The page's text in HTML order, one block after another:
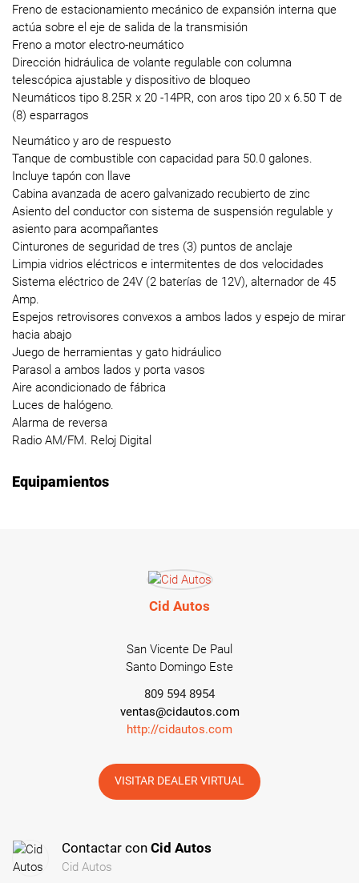
Freno de estacionamiento mecánico de expansión interna que
actúa sobre el eje de salida de la transmisión
Freno a motor electro-neumático
Dirección hidráulica de volante regulable con columna
telescópica ajustable y dispositivo de bloqueo
Neumáticos tipo 8.25R x 20 -14PR, con aros tipo 20 x 6.50 T de
(8) esparragos
Neumático y aro de respuesto
Tanque de combustible con capacidad para 50.0 galones.
Incluye tapón con llave
Cabina avanzada de acero galvanizado recubierto de zinc
Asiento del conductor con sistema de suspensión regulable y
asiento para acompañantes
Cinturones de seguridad de tres (3) puntos de anclaje
Limpia vidrios eléctricos e intermitentes de dos velocidades
Sistema eléctrico de 24V (2 baterías de 12V), alternador de 45
Amp.
Espejos retrovisores convexos a ambos lados y espejo de mirar
hacia abajo
Juego de herramientas y gato hidráulico
Parasol a ambos lados y porta vasos
Aire acondicionado de fábrica
Luces de halógeno.
Alarma de reversa
Radio AM/FM. Reloj Digital
Equipamientos
Cid Autos
San Vicente De Paul
Santo Domingo Este
809 594 8954
ventas@cidautos.com
http://cidautos.com
VISITAR DEALER VIRTUAL
Contactar con Cid Autos
Cid Autos